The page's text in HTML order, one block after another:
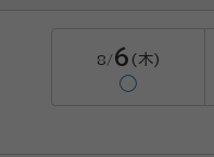
8/6 (木)
◯